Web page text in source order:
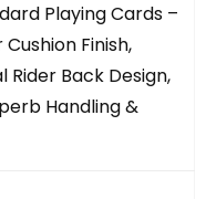
Playing Cards –
Finish,
Back Design,
Handling &